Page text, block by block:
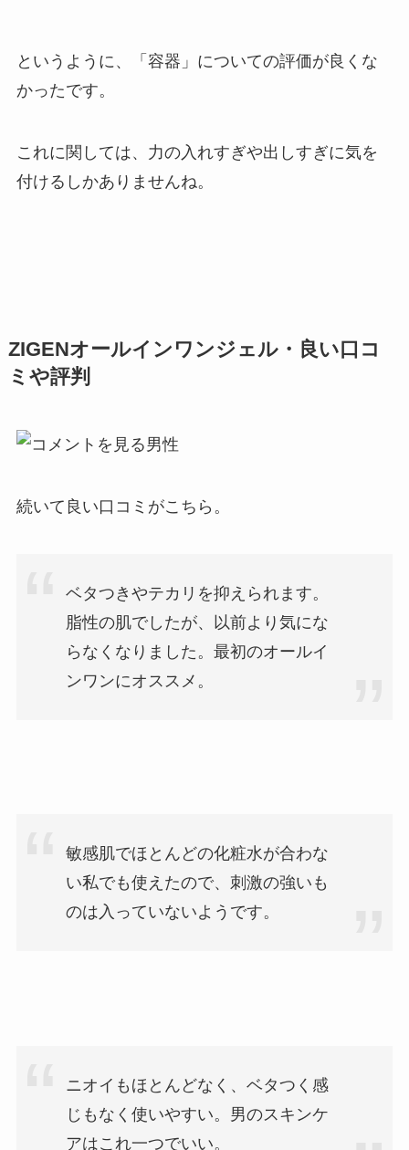
というように、
「容器」についての評価が良くな
かったです。
これに関しては、力の入れすぎや出しすぎに気を
付けるしかありませんね。
ZIGENオールインワンジェル・良い口コ
ミや評判
続いて良い口コミがこちら。
ベタつきやテカリを抑えられます。
脂性の肌でしたが、以前より気にな
らなくなりました。最初のオールイ
ンワンにオススメ。
敏感肌でほとんどの化粧水が合わな
い私でも使えたので、刺激の強いも
のは入っていないようです。
ニオイもほとんどなく、ベタつく感
じもなく使いやすい。男のスキンケ
アはこれ一つでいい。